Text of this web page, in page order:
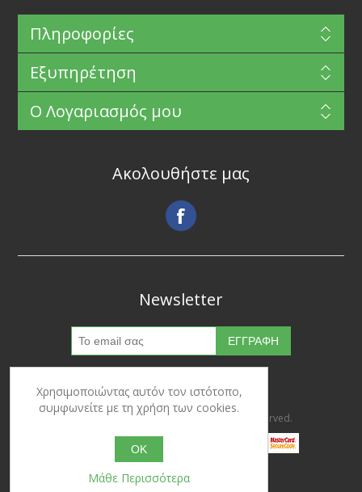
Πληροφορίες
Εξυπηρέτηση
Ο Λογαριασμός μου
Ακολουθήστε μας
Newsletter
Copyright © 2026 Ypertrofes. All rights reserved.
Powered bynopCommerce
Χρησιμοποιώντας αυτόν τον ιστότοπο,
συμφωνείτε με τη χρήση των cookies.
OK
Μάθε Περισσότερα